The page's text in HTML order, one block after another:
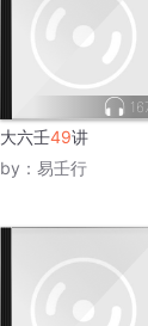
大六壬49讲
by： 易壬行